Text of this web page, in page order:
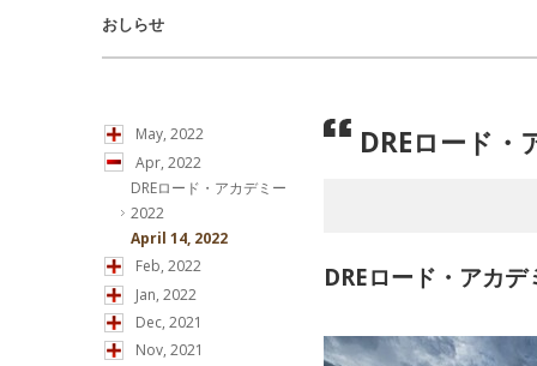
おしらせ
May, 2022
Apr, 2022
DREロード・アカデミー
2022
April 14, 2022
Feb, 2022
Jan, 2022
Dec, 2021
Nov, 2021
DREロード・
DREロード・アカ